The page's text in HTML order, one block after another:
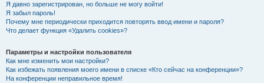
Я давно зарегистрирован, но больше не могу войти!
Я забыл пароль!
Почему мне периодически приходится повторять ввод имени и пароля?
Что делает функция «Удалить cookies»?
Параметры и настройки пользователя
Как мне изменить мои настройки?
Как избежать появления моего имени в списке «Кто сейчас на конференции»?
На конференции неправильное время!